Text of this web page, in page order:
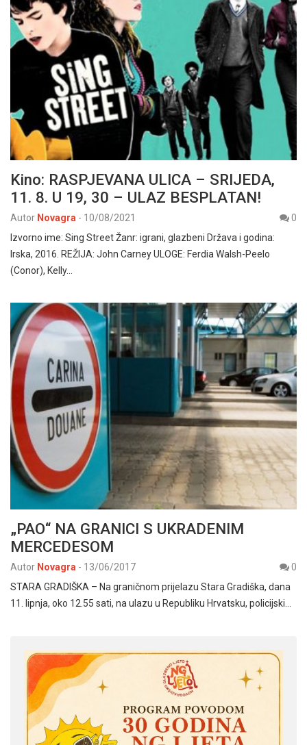
Kino: RASPJEVANA ULICA – SRIJEDA,
11. 8. U 19, 30 – ULAZ BESPLATAN!
Autor Novagra - 10/08/2021
0
Izvorno ime: Sing Street Žanr: igrani, glazbeni Država i godina:
Irska, 2016. REŽIJA: John Carney ULOGE: Ferdia Walsh-Peelo
(Conor), Kelly…
„PAO“ NA GRANICI S UKRADENIM
MERCEDESOM
Autor Novagra - 13/06/2017
0
STARA GRADIŠKA – Na graničnom prijelazu Stara Gradiška, dana
11. lipnja, oko 12.55 sati, na ulazu u Republiku Hrvatsku, policijski…